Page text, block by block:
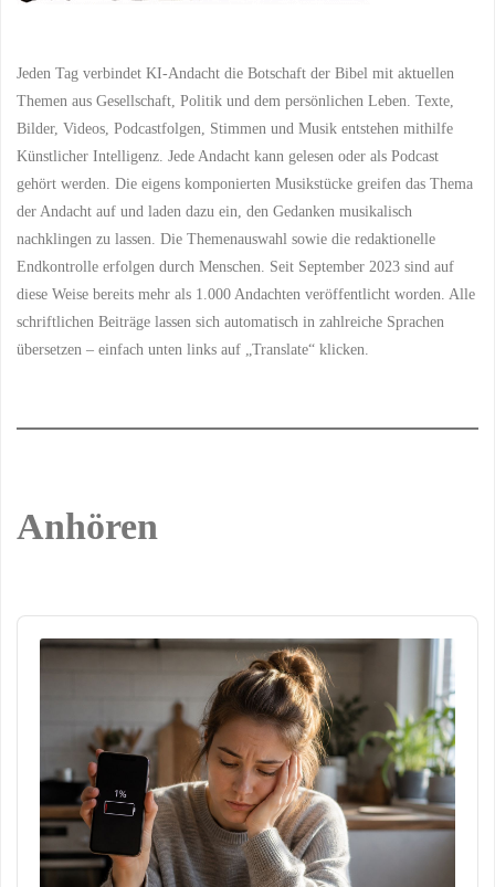
Jeden Tag verbindet KI-Andacht die Botschaft der Bibel mit aktuellen
Themen aus Gesellschaft, Politik und dem persönlichen Leben. Texte,
Bilder, Videos, Podcastfolgen, Stimmen und Musik entstehen mithilfe
Künstlicher Intelligenz. Jede Andacht kann gelesen oder als Podcast
gehört werden. Die eigens komponierten Musikstücke greifen das Thema
der Andacht auf und laden dazu ein, den Gedanken musikalisch
nachklingen zu lassen. Die Themenauswahl sowie die redaktionelle
Endkontrolle erfolgen durch Menschen. Seit September 2023 sind auf
diese Weise bereits mehr als 1.000 Andachten veröffentlicht worden. Alle
schriftlichen Beiträge lassen sich automatisch in zahlreiche Sprachen
übersetzen – einfach unten links auf „Translate“ klicken.
Anhören
Audio
Player